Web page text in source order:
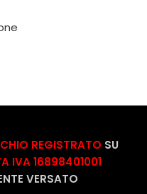
REGISTRATO SU
IVA 16898401001
VERSATO